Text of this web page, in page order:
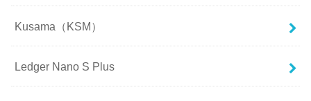
Kusama（KSM）
Ledger Nano S Plus